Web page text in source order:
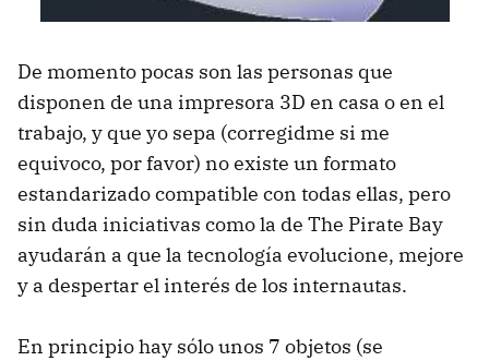
De momento pocas son las personas que
disponen de una impresora 3D en casa o en el
trabajo, y que yo sepa (corregidme si me
equivoco, por favor) no existe un formato
estandarizado compatible con todas ellas, pero
sin duda iniciativas como la de The Pirate Bay
ayudarán a que la tecnología evolucione, mejore
y a despertar el interés de los internautas.
En principio hay sólo unos 7 objetos (se